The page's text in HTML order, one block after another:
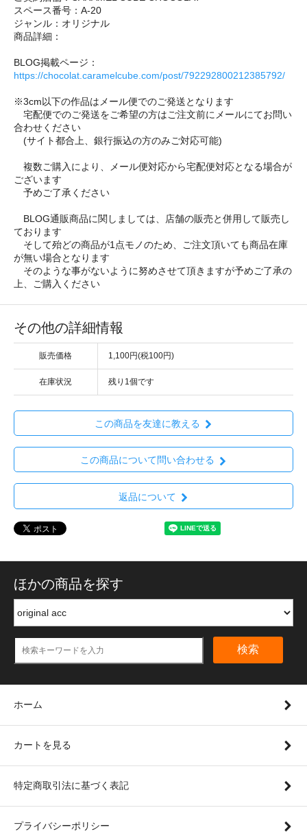
スペース番号：A-20
ジャンル：オリジナル
商品詳細：
BLOG掲載ページ：
https://chocolat.caramelcube.com/post/792292800212385792/
※3cm以下の作品はメール便でのご発送となります
宅配便でのご発送をご希望の方はご注文前にメールにてお問い
合わせください
(サイト都合上、銀行振込の方のみご対応可能)
複数ご購入により、メール便対応から宅配便対応となる場合が
ございます
予めご了承ください
BLOG通販商品に関しましては、店舗の販売と併用して販売し
ております
そして殆どの商品が1点モノのため、ご注文頂いても商品在庫
が無い場合となります
そのような事がないように努めさせて頂きますが予めご了承の
上、ご購入ください
その他の詳細情報
販売価格 1,100円(税100円)
在庫状況 残り1個です
この商品を友達に教える
この商品について問い合わせる
返品について
ほかの商品を探す
検索
ホーム
カートを見る
特定商取引法に基づく表記
プライバシーポリシー